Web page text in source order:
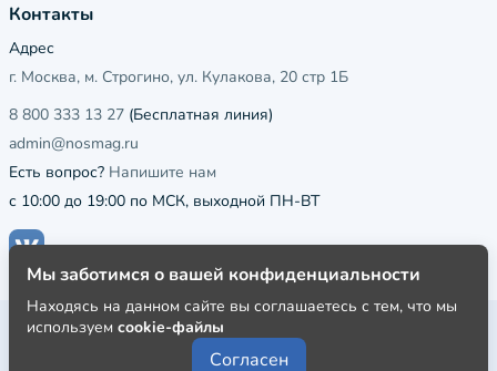
Контакты
Адрес
г. Москва, м. Строгино, ул. Кулакова, 20 стр 1Б
8 800 333 13 27 (Бесплатная линия)
admin@nosmag.ru
Есть вопрос? Напишите нам
с 10:00 до 19:00 по МСК, выходной ПН-ВТ
Публичная оферта
Пользовательское соглашение
Мы заботимся о вашей конфиденциальности
Находясь на данном сайте вы соглашаетесь с тем, что мы
используем cookie-файлы
Согласен